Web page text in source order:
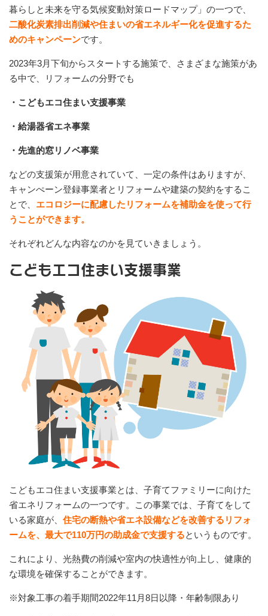
暮らしと未来を守る気候変動対策ロードマップ」の一つで、
二酸化炭素排出削減や住まいの省エネルギー化を促進するた
めのキャンペーンです。
2023年3月下旬からスタートする施策で、さまざまな施策があ
る中で、リフォームの分野でも
・こどもエコ住まい支援事業
・給湯器省エネ事業
・先進的窓リノベ事業
などの支援策が用意されていて、一定の条件はありますが、
キャンぺーン登録事業者とリフォームや建築の契約をするこ
とで、 エコロジーに配慮したリフォームを補助金を使って行
うことができます。
それぞれどんな内容なのかを見ていきましょう。
こどもエコ住まい支援事業
こどもエコ住まい支援事業とは、子育てファミリーに向けた
省エネリフォームの一つです。この事業では、子育てをして
いる家庭が、 住宅の断熱や省エネ設備などを改善するリフォ
ームを、最大で110万円の助成金で支援するというものです。
これにより、光熱費の削減や室内の快適性が向上し、健康的
な環境を確保することができます。
※対象工事の着手期間2022年11月8日以降・年齢制限あり